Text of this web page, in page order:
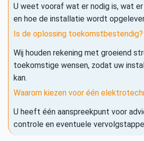
U weet vooraf wat er nodig is, wat
en hoe de installatie wordt
Is de oplossing toekomstbestendig?
Wij houden rekening met groeiend
toekomstige wensen, zodat uw
kan.
Waarom kiezen voor één
U heeft één aanspreekpunt voor
controle en eventuele